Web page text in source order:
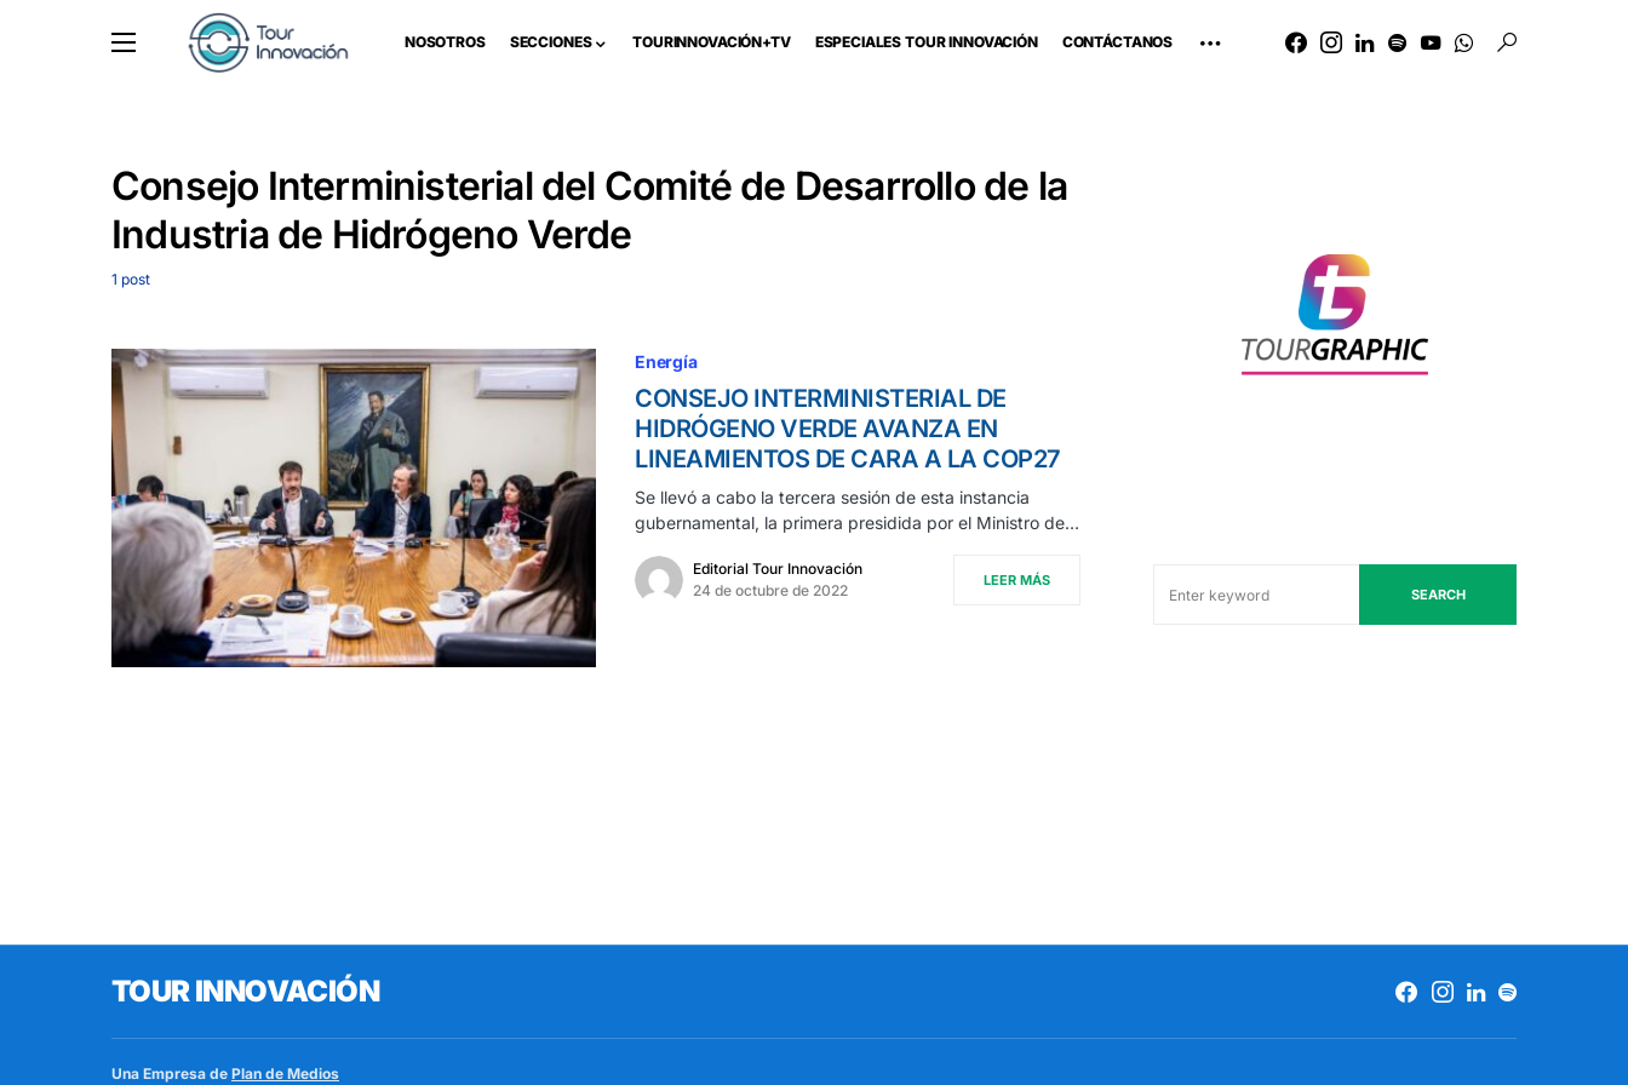
NOSOTROS SECCIONES TOURINNOVACIÓN+TV ESPECIALES TOUR INNOVACIÓN CONTÁCTANOS
Consejo Interministerial del Comité de Desarrollo de la
Industria de Hidrógeno Verde
1 post
Energía
CONSEJO INTERMINISTERIAL DE
HIDRÓGENO VERDE AVANZA EN
LINEAMIENTOS DE CARA A LA COP27
Se llevó a cabo la tercera sesión de esta instancia
gubernamental, la primera presidida por el Ministro de…
Editorial Tour Innovación
24 de octubre de 2022
LEER MÁS
SEARCH
TOUR INNOVACIÓN
Una Empresa de Plan de Medios